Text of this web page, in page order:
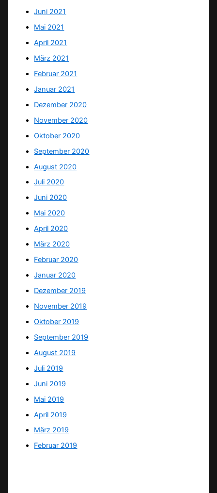
Juni 2021
Mai 2021
April 2021
März 2021
Februar 2021
Januar 2021
Dezember 2020
November 2020
Oktober 2020
September 2020
August 2020
Juli 2020
Juni 2020
Mai 2020
April 2020
März 2020
Februar 2020
Januar 2020
Dezember 2019
November 2019
Oktober 2019
September 2019
August 2019
Juli 2019
Juni 2019
Mai 2019
April 2019
März 2019
Februar 2019